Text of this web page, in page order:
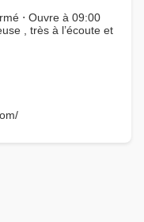
⋅ Ouvre à 09:00
, très à l’écoute et